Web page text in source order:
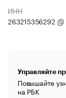
ИНН
263215356292
Управляйте
Повышайте
на РБК